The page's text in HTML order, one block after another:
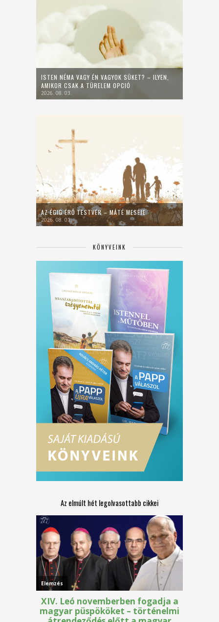
ISTEN NÉMA VAGY ÉN VAGYOK SÜKET? – ILYEN,
AMIKOR CSAK A TÜRELEM OPCIÓ
2026. 08. 03.
AZ ÉGIG ÉRŐ TESTVÉR – MÁTÉ MESÉJE
2026. 08. 01.
KÖNYVEINK
Az elmúlt hét legolvasottabb cikkei